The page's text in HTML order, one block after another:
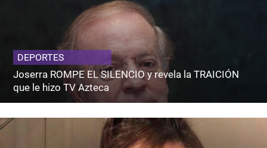
DEPORTES
Joserra ROMPE EL SILENCIO y revela la TRAICIÓN
que le hizo TV Azteca